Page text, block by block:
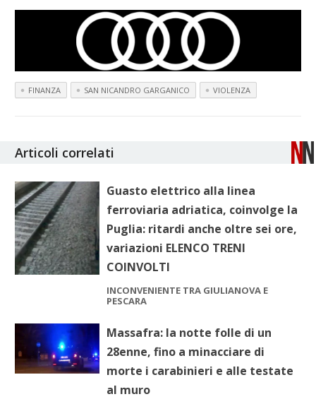
FINANZA SAN NICANDRO GARGANICO VIOLENZA
Articoli correlati
Guasto elettrico alla linea
ferroviaria adriatica, coinvolge la
Puglia: ritardi anche oltre sei ore,
variazioni ELENCO TRENI
COINVOLTI
INCONVENIENTE TRA GIULIANOVA E
PESCARA
Massafra: la notte folle di un
28enne, fino a minacciare di
morte i carabinieri e alle testate
al muro